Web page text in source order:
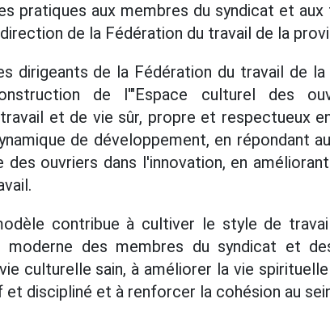
pratiques aux membres du syndicat et
de la Fédération du travail de la
dirigeants de la Fédération du travail de
de l'"Espace culturel des
et de vie sûr, propre et respectueux
de développement, en répondant
des ouvriers dans l'innovation, en
contribue à cultiver le style de
moderne des membres du syndicat et
culturelle sain, à améliorer la vie
discipliné et à renforcer la cohésion au